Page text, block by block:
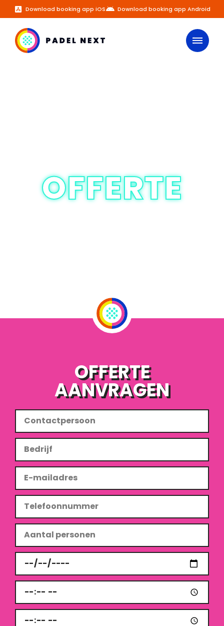
Download booking app iOS Download booking app Android
OFFERTE
OFFERTE
AANVRAGEN